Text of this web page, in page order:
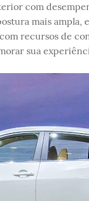
com
mais ampla,
recursos de
sua